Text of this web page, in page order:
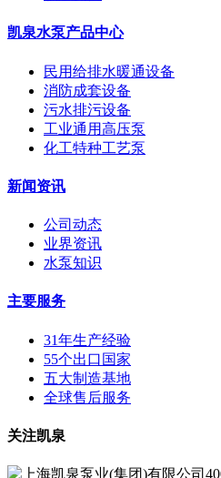
凯泉水泵产品中心
民用给排水暖通设备
消防成套设备
污水排污设备
工业通用高压泵
化工特种工艺泵
新闻资讯
公司动态
业界资讯
水泵知识
主要服务
31年生产经验
55个出口国家
五大制造基地
全球售后服务
关注凯泉